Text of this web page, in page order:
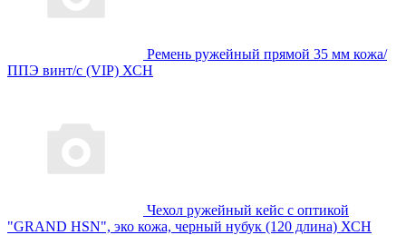
Ремень ружейный прямой 35 мм кожа/
ППЭ винт/с (VIP) ХСН
Чехол ружейный кейс с оптикой
"GRAND HSN", эко кожа, черный нубук (120 длина) ХСН